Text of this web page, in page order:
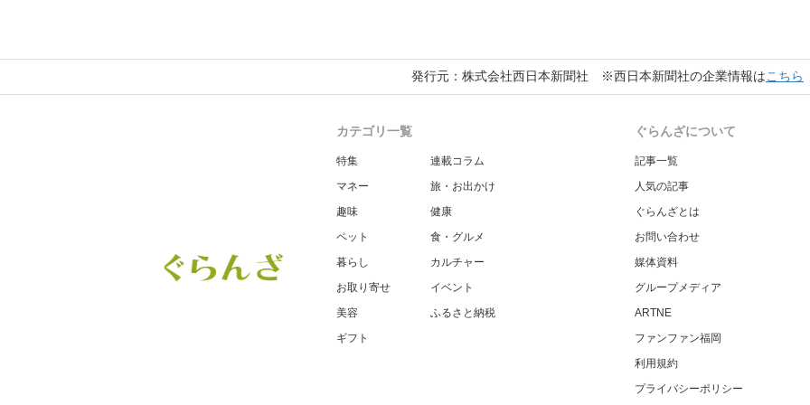
発行元：株式会社西日本新聞社 ※西日本新聞社の企業情報はこちら
カテゴリ一覧
特集
マネー
趣味
ペット
暮らし
お取り寄せ
美容
ギフト
連載コラム
旅・お出かけ
健康
食・グルメ
カルチャー
イベント
ふるさと納税
ぐらんざについて
記事一覧
人気の記事
ぐらんざとは
お問い合わせ
媒体資料
グループメディア
ARTNE
ファンファン福岡
利用規約
プライバシーポリシー